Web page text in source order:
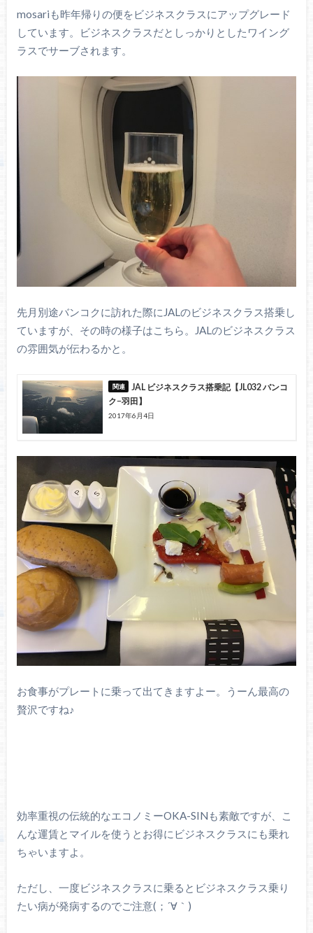
mosariも昨年帰りの便をビジネスクラスにアップグレード
しています。ビジネスクラスだとしっかりとしたワイング
ラスでサーブされます。
先月別途バンコクに訪れた際にJALのビジネスクラス搭乗し
ていますが、その時の様子はこちら。JALのビジネスクラス
の雰囲気が伝わるかと。
JAL ビジネスクラス搭乗記【JL032 バンコ
ク−羽田】
2017年6月4日
お食事がプレートに乗って出てきますよー。うーん最高の
贅沢ですね♪
効率重視の伝統的なエコノミーOKA-SINも素敵ですが、こ
んな運賃とマイルを使うとお得にビジネスクラスにも乗れ
ちゃいますよ。
ただし、一度ビジネスクラスに乗るとビジネスクラス乗り
たい病が発病するのでご注意(；´∀｀)